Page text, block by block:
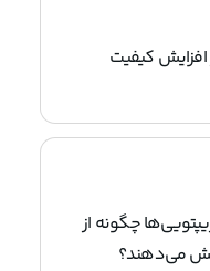
افزایش کیفیت
چگونه از
می‌دهند؟